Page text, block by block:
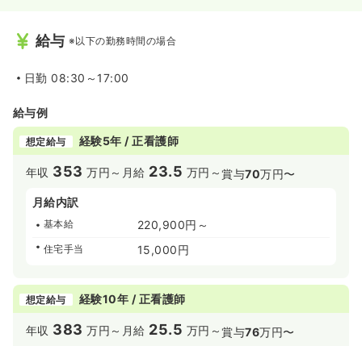
給与 ※以下の勤務時間の場合
日勤 08:30～17:00
給与例
想定給与 経験5年 / 正看護師
年収 353 万円～ 月給 23.5 万円～賞与70万円〜
月給内訳
基本給 220,900円～
住宅手当 15,000円
想定給与 経験10年 / 正看護師
年収 383 万円～ 月給 25.5 万円～賞与76万円〜